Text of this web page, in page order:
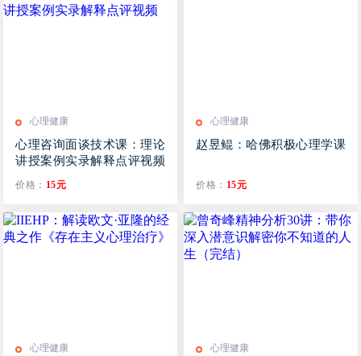
心理健康
心理咨询面谈技术课：理论
讲授案例实录解释点评视频
价格： 15元
心理健康
赵昱鲲：哈佛积极心理学课
价格： 15元
心理健康 心理健康